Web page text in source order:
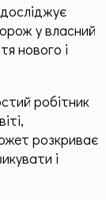
у власний
нового і
робітник
розкриває
і